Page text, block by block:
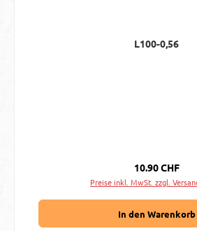
L100-0,56
Regulärer Preis:
10.90 CHF
Preise inkl. MwSt. zzgl.
In den Warenkorb